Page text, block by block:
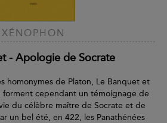
XÉNOPHON
- Apologie de Socrate
homonymes de Platon, Le Banquet et
forment cependant un témoignage de
du célèbre maître de Socrate et de
un bel été, en 422, les Panathénées